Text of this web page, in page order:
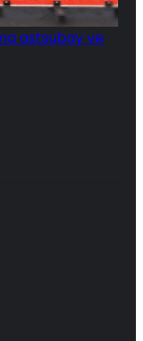
astsubay ve